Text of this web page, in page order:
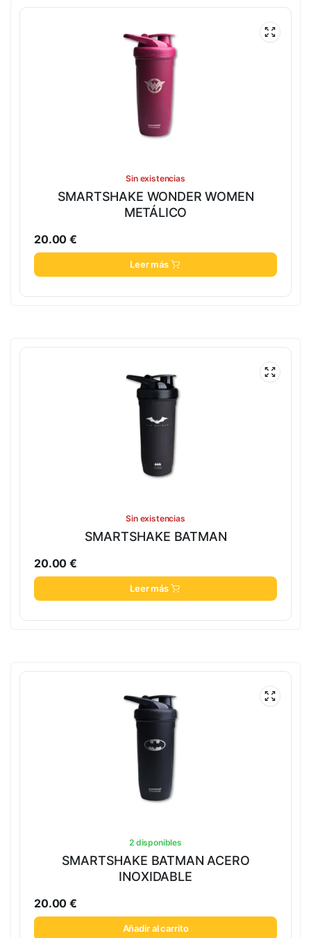
Sin existencias
SMARTSHAKE WONDER WOMEN
METÁLICO
20.00€
Leer más
Sin existencias
SMARTSHAKE BATMAN
20.00€
Leer más
2 disponibles
SMARTSHAKE BATMAN ACERO
INOXIDABLE
20.00€
Añadir al carrito